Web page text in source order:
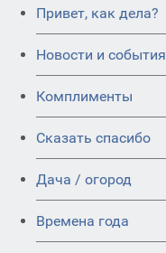
Привет, как дела?
Новости и события
Комплименты
Сказать спасибо
Дача / огород
Времена года